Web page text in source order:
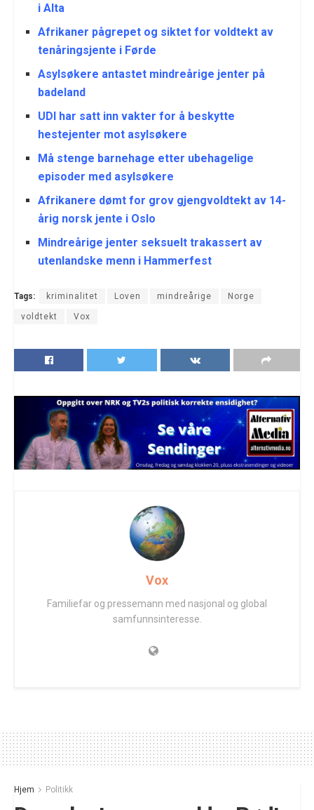
i Alta
Afrikaner pågrepet og siktet for voldtekt av
tenåringsjente i Førde
Asylsøkere antastet mindreårige jenter på
badeland
UDI har satt inn vakter for å beskytte
hestejenter mot asylsøkere
Må stenge barnehage etter ubehagelige
episoder med asylsøkere
Afrikanere dømt for grov gjengvoldtekt av 14-
årig norsk jente i Oslo
Mindreårige jenter seksuelt trakassert av
utenlandske menn i Hammerfest
Tags: kriminalitet Loven mindreårige Norge
voldtekt Vox
Vox
Familiefar og pressemann med nasjonal og global
samfunnsinteresse.
Hjem Politikk